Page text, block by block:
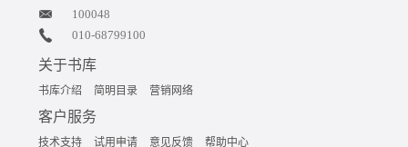
100048
010-68799100
关于书库
书库介绍 简明目录 营销网络
客户服务
技术支持 试用申请 意见反馈 帮助中心